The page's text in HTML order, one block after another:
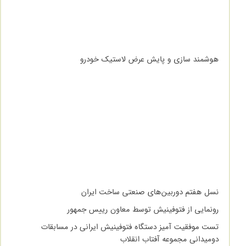
هوشمند سازی و پایش عرض لاستیک خودرو
نسل هفتم دوربین‌های صنعتی ساخت ایران
رونمایی از فتوفینیش توسط معاون رییس جمهور
تست موفقیت آمیز دستگاه فتوفینیش ایرانی در مسابقات
دومیدانی مجموعه آفتاب انقلاب